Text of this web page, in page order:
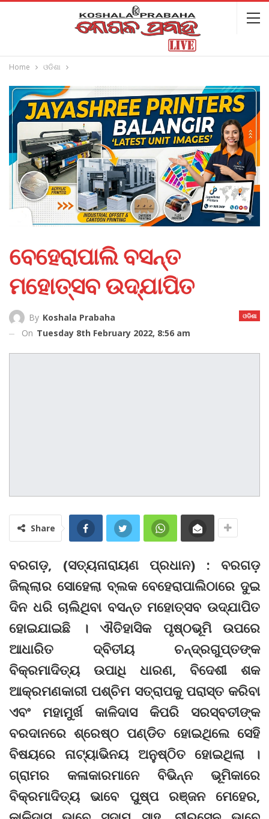
Home ଓଡିଶା
ବେହେରାପାଲି ବସନ୍ତ
ମହୋତ୍ସବ ଉଦ୍‌ଯାପିତ
ଓଡିଶା
By Koshala Prabaha
On Tuesday 8th February 2022, 8:56 am
Share
ବରଗଡ଼, (ସତ୍ୟନାରାୟଣ ପ୍ରଧାନ) : ବରଗଡ଼
ଜିଲ୍ଲାର ସୋହେଲା ବ୍ଲକ ବେହେରାପାଲିଠାରେ ଦୁଇ
ଦିନ ଧରି ଚାଲିଥିବା ବସନ୍ତ ମହୋତ୍ସବ ଉଦ୍‌ଯାପିତ
ହୋଇଯାଇଛି । ଐତିହାସିକ ପୃଷ୍ଠଭୂମି ଉପରେ
ଆଧାରିତ ଦ୍ବିତୀୟ ଚନ୍ଦ୍ରଗୁପ୍ତଙ୍କ
ବିକ୍ରମାଦିତ୍ୟ ଉପାଧି ଧାରଣ, ବିଦେଶୀ ଶକ
ଆକ୍ରମଣକାରୀ ପଶ୍ଚିମ ସତ୍ରାପକୁ ପରାସ୍ତ କରିବା
ଏବଂ ମହାମୁର୍ଖ କାଳିଦାସ କିପରି ସରସ୍ବତୀଙ୍କ
ବରଦାନରେ ଶ୍ରେଷ୍ଠ ପଣ୍ଡିତ ହୋଇଥିଲେ ସେହି
ବିଷୟରେ ନାଟ୍ୟାଭିନୟ ଅନୁଷ୍ଠିତ ହୋଇଥିଲା ।
ଗ୍ରାମର କଳାକାରମାନେ ବିଭିନ୍ନ ଭୂମିକାରେ
ବିକ୍ରମାଦିତ୍ୟ ଭାବେ ପୁଷ୍ପ ରଞ୍ଜନ ମେହେର,